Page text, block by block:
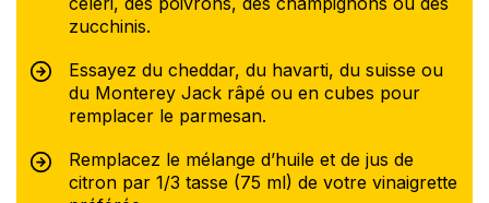
zucchinis.
Essayez du cheddar, du havarti, du suisse ou
du Monterey Jack râpé ou en cubes pour
remplacer le parmesan.
Remplacez le mélange d’huile et de jus de
citron par 1/3 tasse (75 ml) de votre vinaigrette